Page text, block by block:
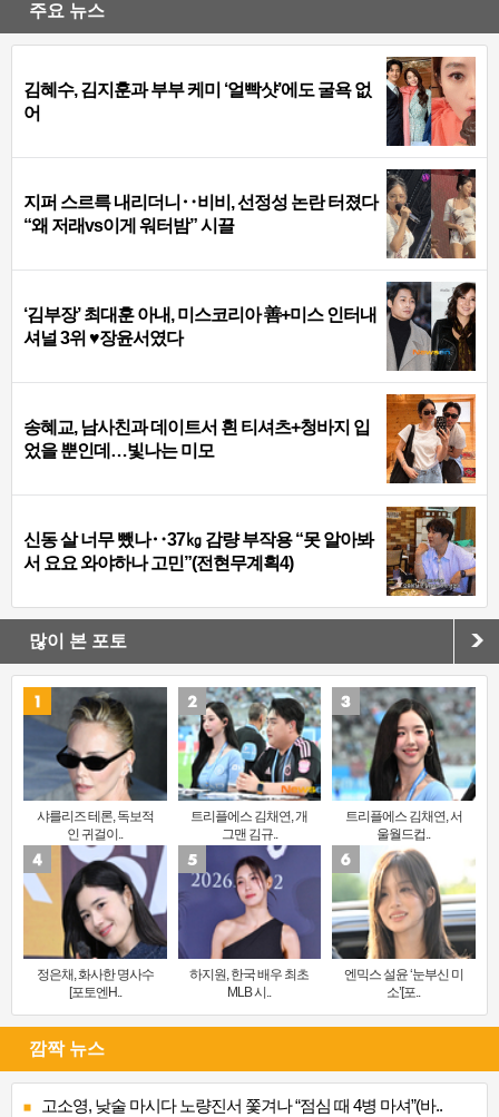
주요 뉴스
김혜수, 김지훈과 부부 케미 ‘얼빡샷’에도 굴욕 없
어
지퍼 스르륵 내리더니‥비비, 선정성 논란 터졌다
“왜 저래vs이게 워터밤” 시끌
‘김부장’ 최대훈 아내, 미스코리아 善+미스 인터내
셔널 3위 ♥장윤서였다
송혜교, 남사친과 데이트서 흰 티셔츠+청바지 입
었을 뿐인데…빛나는 미모
신동 살 너무 뺐나‥37㎏ 감량 부작용 “못 알아봐
서 요요 와야하나 고민”(전현무계획4)
많이 본 포토
샤를리즈 테론, 독보적
인 귀걸이..
트리플에스 김채연, 개
그맨 김규..
트리플에스 김채연, 서
울월드컵..
정은채, 화사한 명사수
[포토엔H..
하지원, 한국 배우 최초
MLB 시..
엔믹스 설윤 ‘눈부신 미
소’[포..
깜짝 뉴스
고소영, 낮술 마시다 노량진서 쫓겨나 “점심 때 4병 마셔”(바..